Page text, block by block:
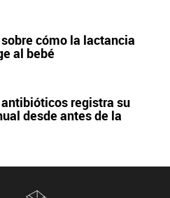
cómo la lactancia
al bebé
registra su
desde antes de la